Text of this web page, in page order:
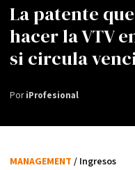
La patente
hacer la VTV
si circula
PoriProfesional
MANAGEMENT / Ingresos